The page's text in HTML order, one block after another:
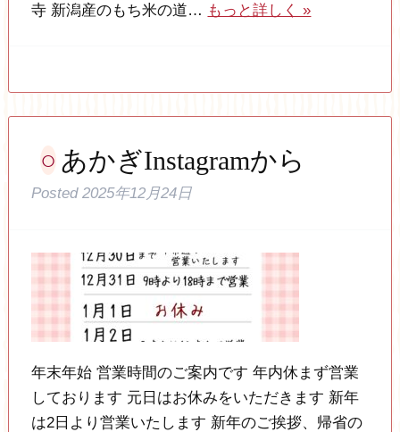
寺 新潟産のもち米の道… もっと詳しく »
あかぎInstagramから
Posted2025年12月24日
年末年始 営業時間のご案内です 年内休まず営業
しております 元日はお休みをいただきます 新年
は2日より営業いたします 新年のご挨拶、帰省の